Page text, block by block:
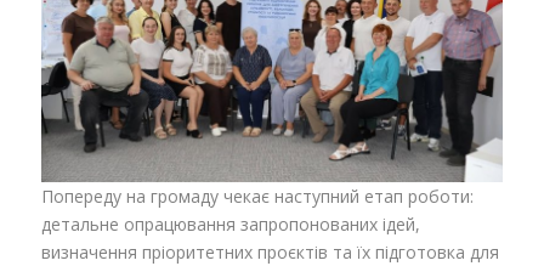
Попереду на громаду чекає наступний етап роботи:
детальне опрацювання запропонованих ідей,
визначення пріоритетних проєктів та їх підготовка для